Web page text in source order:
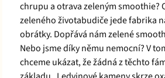
chrupu a otrava zeleným smoothie?
zeleného životabudiče jede fabrika
obrátky. Dopřává nám zelené
Nebo jsme díky němu nemocní? V
chceme ukázat, že žádná z těchto